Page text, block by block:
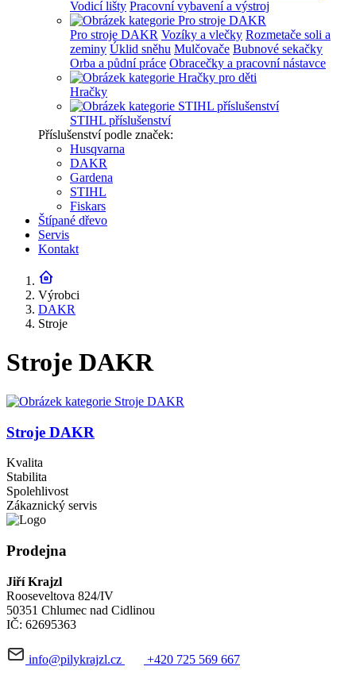
Vodicí lišty Pracovní vybavení a výstroj
Pro stroje DAKR Vozíky a vlečky Rozmetače soli a
zeminy Úklid sněhu Mulčovače Bubnové sekačky
Orba a půdní práce Obracečky a pracovní nástavce
Hračky
STIHL příslušenství
Příslušenství podle značek:
Husqvarna
DAKR
Gardena
STIHL
Fiskars
Štípané dřevo
Servis
Kontakt
Výrobci
DAKR
Stroje
Stroje DAKR
Stroje DAKR
Kvalita
Stabilita
Spolehlivost
Zákaznický servis
Prodejna
Jiří Krajzl
Rooseveltova 824/IV
50351 Chlumec nad Cidlinou
IČ: 62695363
info@pilykrajzl.cz +420 725 569 667